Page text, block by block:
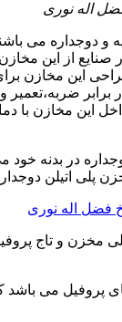
اله نوری
و دوجداره می
از این
برابر
این مخازن
پلی اتیلن
فضل اله نوری
معمولا اندازه آن از ۳